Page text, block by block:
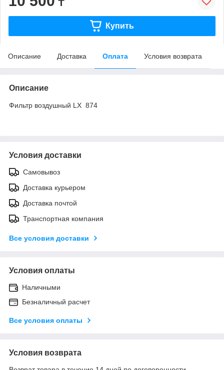
Купить
Описание Доставка Оплата Условия возврата
Описание
Фильтр воздушный LX 874
Условия доставки
Самовывоз
Доставка курьером
Доставка почтой
Транспортная компания
Все условия доставки
Условия оплаты
Наличными
Безналичный расчет
Все условия оплаты
Условия возврата